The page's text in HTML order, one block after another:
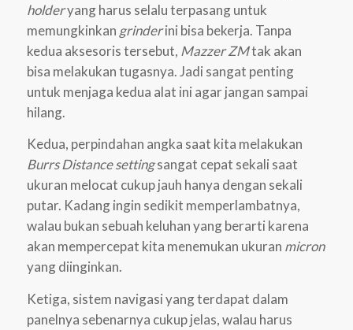
holderyang harus selalu terpasang untuk
memungkinkan grinderini bisa bekerja. Tanpa
kedua aksesoris tersebut, Mazzer ZMtak akan
bisa melakukan tugasnya. Jadi sangat penting
untuk menjaga kedua alat ini agar jangan sampai
hilang.
Kedua, perpindahan angka saat kita melakukan
Burrs Distance settingsangat cepat sekali saat
ukuran melocat cukup jauh hanya dengan sekali
putar. Kadang ingin sedikit memperlambatnya,
walau bukan sebuah keluhan yang berarti karena
akan mempercepat kita menemukan ukuran micron
yang diinginkan.
Ketiga, sistem navigasi yang terdapat dalam
panelnya sebenarnya cukup jelas, walau harus